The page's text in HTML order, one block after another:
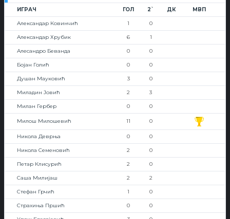
ИГРАЧ ГОЛ 2` ДК МВП
Александар Ковинчић 1 0
Александар Хрубик 6 1
Алесандро Беванда 0 0
Бојан Голић 0 0
Душан Мауковић 3 0
Миладин Јовић 2 3
Милан Гербер 0 0
Милош Милошевић 11 0
Никола Деврња 0 0
Никола Семеновић 2 0
Петар Клисурић 2 0
Саша Милијаш 2 2
Стефан Грчић 1 0
Страхиња Пршић 0 0